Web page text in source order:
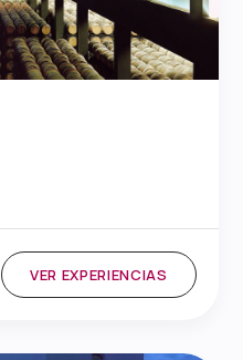
VER EXPERIENCIAS